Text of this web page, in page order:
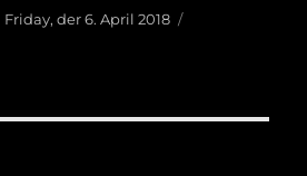
Veröffentlicht
Friday, der 6. April 2018